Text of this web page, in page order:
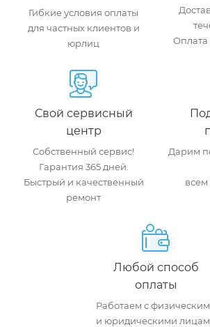
Гибкие условия оплаты
для частных клиентов и
юрлиц
Свой сервисный
центр
Собственный сервис!
Гарантия 365 дней.
Быстрый и качественный
ремонт
Дарим
всем
Любой способ
оплаты
Работаем с
и юридическими